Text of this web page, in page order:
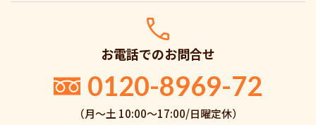
お電話でのお問合せ
0120-8969-72
（月〜土 10:00〜17:00/日曜定休）